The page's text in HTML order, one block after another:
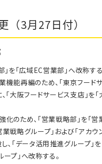
（3月27日付）
」を「広域EC営業部」へ改称する
機能再編のため、「東京フード
「大阪フードサービス支店」を
化のため、「営業戦略部」を「営
業戦略グループ」および「アカ
、「データ活用推進グループ」
プ」へ改称する。